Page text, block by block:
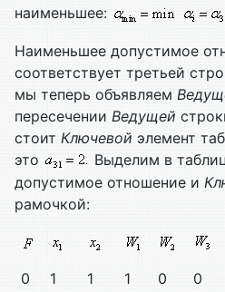
наименьшее:
Наименьшее допустимое
соответствует третьей
мы теперь объявляем
пересечении Ведущей
стоит Ключевой элемент
это
Выделим в
допустимое отношение и
рамочкой:
0 1 1 1 0 0